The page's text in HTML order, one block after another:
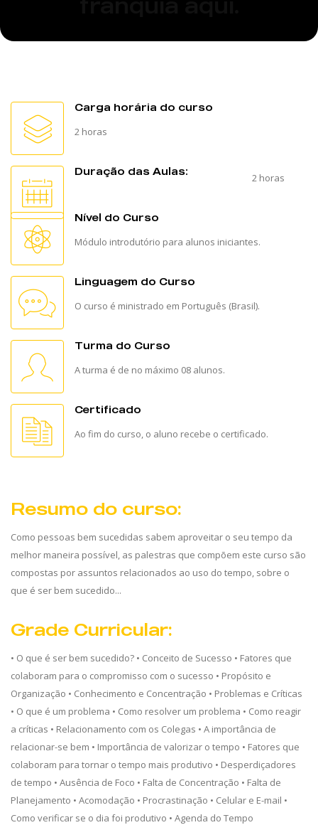
Carga horária do curso
2 horas
Duração das Aulas:
2 horas
Nível do Curso
Módulo introdutório para alunos iniciantes.
Linguagem do Curso
O curso é ministrado em Português (Brasil).
Turma do Curso
A turma é de no máximo 08 alunos.
Certificado
Ao fim do curso, o aluno recebe o certificado.
Resumo do curso:
Como pessoas bem sucedidas sabem aproveitar o seu tempo da
melhor maneira possível, as palestras que compõem este curso são
compostas por assuntos relacionados ao uso do tempo, sobre o
que é ser bem sucedido...
Grade Curricular:
• O que é ser bem sucedido? • Conceito de Sucesso • Fatores que
colaboram para o compromisso com o sucesso • Propósito e
Organização • Conhecimento e Concentração • Problemas e Críticas
• O que é um problema • Como resolver um problema • Como reagir
a críticas • Relacionamento com os Colegas • A importância de
relacionar-se bem • Importância de valorizar o tempo • Fatores que
colaboram para tornar o tempo mais produtivo • Desperdiçadores
de tempo • Ausência de Foco • Falta de Concentração • Falta de
Planejamento • Acomodação • Procrastinação • Celular e E-mail •
Como verificar se o dia foi produtivo • Agenda do Tempo